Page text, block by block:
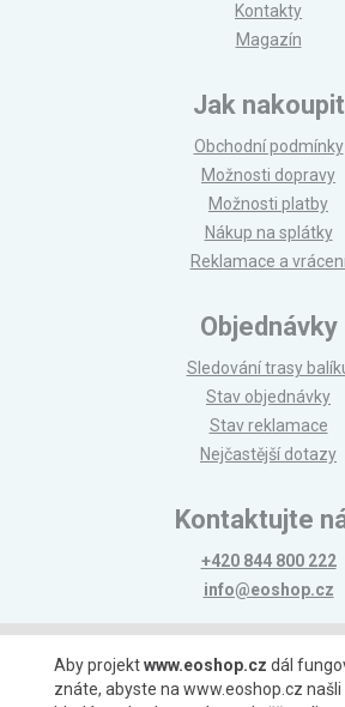
Kontakty
Magazín
Jak nakoupit
Obchodní podmínky
Možnosti dopravy
Možnosti platby
Nákup na splátky
Reklamace a
Objednávky
Sledování trasy
Stav objednávky
Stav reklamace
Nejčastější dotazy
Kontaktujte
+420 844 800 222
info@eoshop.cz
Možnosti platby
Aby projektwww.eoshop.cz dál
znáte, abyste na www.eoshop.cz našli